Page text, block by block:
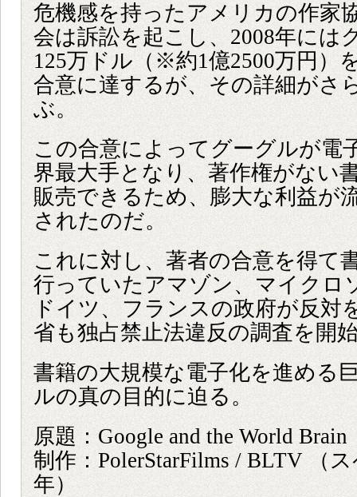
危機感を持ったアメリカの作家
会は訴訟を起こし、2008年には
125万ドル（※約1億2500万円）
合意に達するが、その詳細がさ
ぶ。
この合意によってグーグルが電
界最大手となり、著作権がない
販売できるため、膨大な利益が
されたのだ。
これに対し、著者の合意を得て
行っていたアマゾン、マイクロ
ドイツ、フランスの政府が反対
省も独占禁止法違反の調査を開
書籍の大規模な電子化を進める
ルの真の目的に迫る。
原題：Google and the World Brain
制作：PolerStarFilms / BLTV （
年）